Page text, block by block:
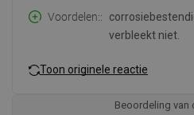
Voordelen:
verbleekt niet.
Toon originele reactie
Beoordeling van